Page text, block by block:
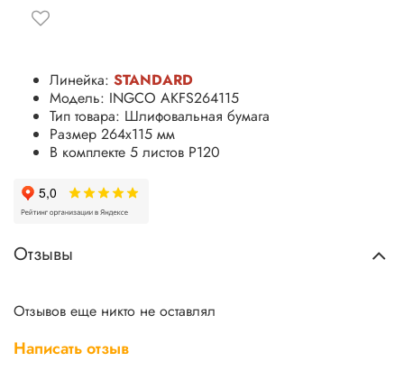
Линейка: STANDARD
Модель: INGCO AKFS264115
Тип товара: Шлифовальная бумага
Размер 264x115 мм
В комплекте 5 листов P120
Отзывы
Отзывов еще никто не оставлял
Написать отзыв